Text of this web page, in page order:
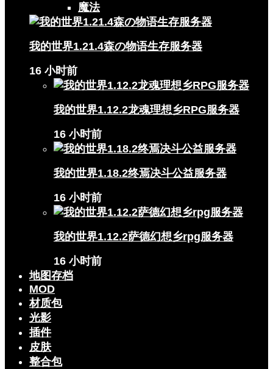
魔法
我的世界1.21.4森の物语生存服务器
16 小时前
我的世界1.12.2龙魂理想乡RPG服务器
16 小时前
我的世界1.18.2终焉决斗公益服务器
16 小时前
我的世界1.12.2萨德幻想乡rpg服务器
16 小时前
地图存档
MOD
材质包
光影
插件
皮肤
整合包